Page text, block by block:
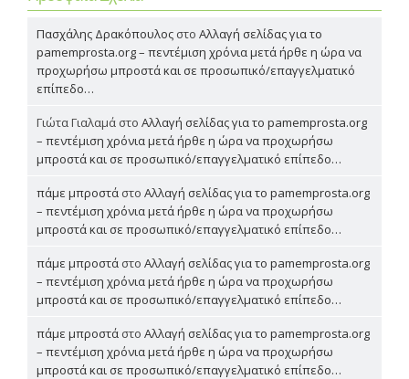
Πασχάλης Δρακόπουλος στο Αλλαγή σελίδας για το
pamemprosta.org – πεντέμιση χρόνια μετά ήρθε η ώρα να
προχωρήσω μπροστά και σε προσωπικό/επαγγελματικό
επίπεδο…
Γιώτα Γιαλαμά στο Αλλαγή σελίδας για το pamemprosta.org
– πεντέμιση χρόνια μετά ήρθε η ώρα να προχωρήσω
μπροστά και σε προσωπικό/επαγγελματικό επίπεδο…
πάμε μπροστά στο Αλλαγή σελίδας για το pamemprosta.org
– πεντέμιση χρόνια μετά ήρθε η ώρα να προχωρήσω
μπροστά και σε προσωπικό/επαγγελματικό επίπεδο…
πάμε μπροστά στο Αλλαγή σελίδας για το pamemprosta.org
– πεντέμιση χρόνια μετά ήρθε η ώρα να προχωρήσω
μπροστά και σε προσωπικό/επαγγελματικό επίπεδο…
πάμε μπροστά στο Αλλαγή σελίδας για το pamemprosta.org
– πεντέμιση χρόνια μετά ήρθε η ώρα να προχωρήσω
μπροστά και σε προσωπικό/επαγγελματικό επίπεδο…